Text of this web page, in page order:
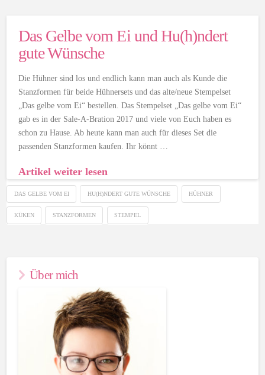
Das Gelbe vom Ei und Hu(h)ndert
gute Wünsche
Die Hühner sind los und endlich kann man auch als Kunde die
Stanzformen für beide Hühnersets und das alte/neue Stempelset
„Das gelbe vom Ei“ bestellen. Das Stempelset „Das gelbe vom Ei“
gab es in der Sale-A-Bration 2017 und viele von Euch haben es
schon zu Hause. Ab heute kann man auch für dieses Set die
passenden Stanzformen kaufen. Ihr könnt …
Artikel weiter lesen
DAS GELBE VOM EI HU(H)NDERT GUTE WÜNSCHE HÜHNER
KÜKEN STANZFORMEN STEMPEL
Über mich